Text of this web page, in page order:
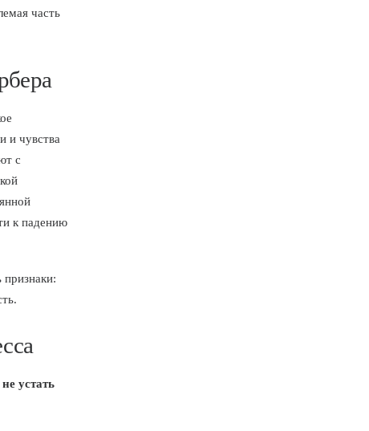
часть
и чувства
с
к падению
признаки:
устать